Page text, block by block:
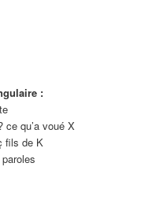
:
qu’a voué X
fils de K